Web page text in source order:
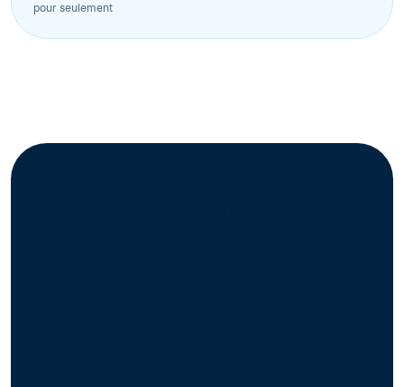
pour seulement